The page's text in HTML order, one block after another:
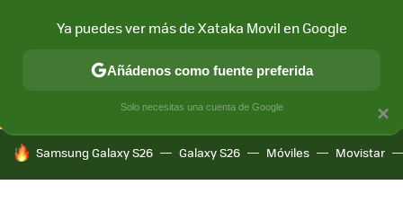
CONECTIVIDAD MÓVIL Y SOCIEDAD APLICACIONES
HOY SE HABLA DE
Samsung Galaxy S26 Galaxy S26 Móviles Movistar
×
Ya puedes ver más de Xataka Movil en Google
Añádenos como fuente preferida
Solo necesitas una cuenta de Google